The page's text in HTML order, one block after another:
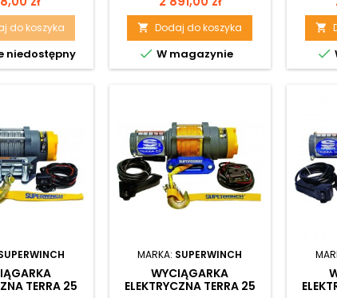
do koszyka
niedostępny
 Dodaj do koszyka
 W magazynie


TERRA 25
MARKA: SUPERWINCH
WYCIĄGARKA
ELEKTRYCZNA TERRA 25